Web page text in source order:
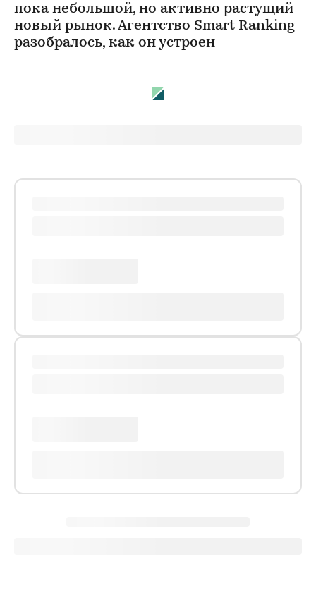
пока небольшой, но активно растущий
новый рынок. Агентство Smart Ranking
разобралось, как он устроен